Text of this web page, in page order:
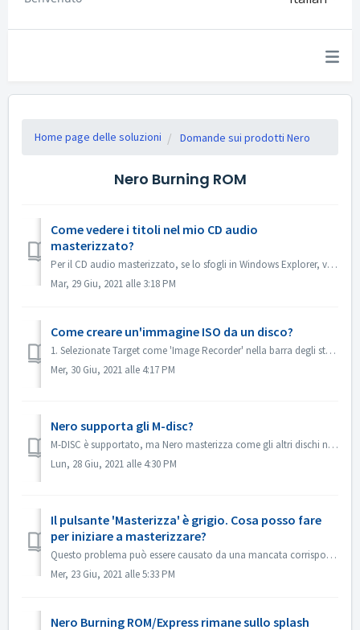
Home page delle soluzioni Domande sui prodotti Nero
Nero Burning ROM
Come vedere i titoli nel mio CD audio
masterizzato?
Per il CD audio masterizzato, se lo sfogli in Windows Explorer, viene mostrato come traccia 01, traccia 02. Questo è come previsto: Se lo si riproduce con...
Mar, 29 Giu, 2021 alle 3:18 PM
Come creare un'immagine ISO da un disco?
1. Selezionate Target come 'Image Recorder' nella barra degli strumenti. 2. Inserisci il tuo disco sorgente nell'unità. Fai clic su Copia nella...
Mer, 30 Giu, 2021 alle 4:17 PM
Nero supporta gli M-disc?
M-DISC è supportato, ma Nero masterizza come gli altri dischi normali. Non c'è un trattamento speciale per questo.
Lun, 28 Giu, 2021 alle 4:30 PM
Il pulsante 'Masterizza' è grigio. Cosa posso fare
per iniziare a masterizzare?
Questo problema può essere causato da una mancata corrispondenza tra il file del progetto e il tuo tipo di progetto. Prova altri tipi di progetto per vedere...
Mer, 23 Giu, 2021 alle 5:33 PM
Nero Burning ROM/Express rimane sullo splash